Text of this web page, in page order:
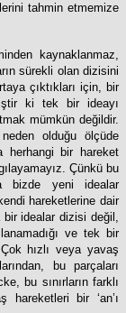
tahmin etmemize
kaynaklanmaz,
sürekli olan dizisini
çıktıkları için, bir
ki tek bir ideayı
mümkün değildir.
olduğu ölçüde
herhangi bir hareket
Çünkü bu
bizde yeni idealar
hareketlerine dair
bir idealar dizisi değil,
ve tek bir
hızlı veya yavaş
bu parçaları
bu sınırların farklı
hareketleri bir ‘an’ı